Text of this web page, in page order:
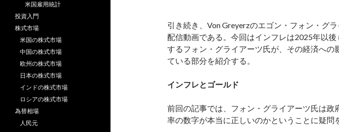
引き続き、Von Greyerzのエゴン・フォン・グ
配信動画である。今回はインフレは2025年以
するフォン・グライアーツ氏が、その経済への
ている部分を紹介する。
インフレとゴールド
前回の記事では、フォン・グライアーツ氏は政
率の数字が本当に正しいのかということに疑問
米国雇用統計
投資入門
株式市場
米国の株式市場
中国の株式市場
欧州の株式市場
日本の株式市場
インドの株式市場
ロシアの株式市場
為替相場
人民元